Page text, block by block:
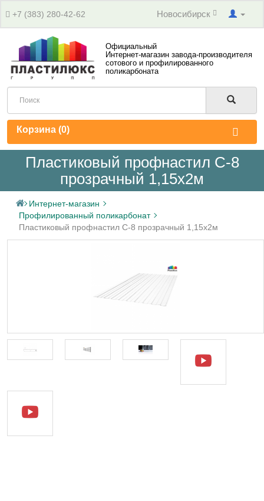
+7 (383) 280-42-62 Новосибирск
Официальный
Интернет-магазин завода-производителя
сотового и профилированного
поликарбоната
Корзина (0)
Пластиковый профнастил С-8
прозрачный 1,15х2м
Интернет-магазин
Профилированный поликарбонат
Пластиковый профнастил С-8 прозрачный 1,15х2м